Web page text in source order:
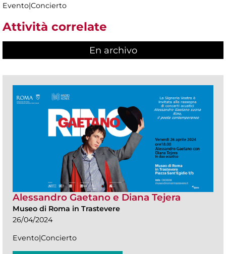
Evento|Concierto
Attività correlate
En archivo
Alessandro Gaetano e Diana Tejera
Museo di Roma in Trastevere
26/04/2024
Evento|Concierto